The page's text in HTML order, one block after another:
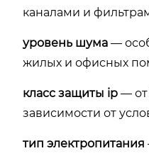
каналами и
уровень шума —
жилых и офисных
класс защиты ip — от
зависимости от
тип электропитания